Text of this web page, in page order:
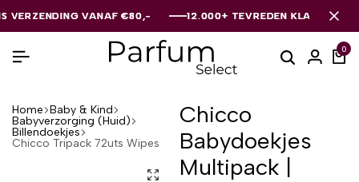
VANAF €80,- 12.000+ TEVREDEN KLANTEN
VANAF €80,- 12.000+ TEVREDEN KLANTEN
VANAF €80,- 12.000+ TEVREDEN KLANTEN
0
Home Baby & Kind
Babyverzorging (Huid)
Billendoekjes
Chicco Tripack 72uts Wipes
Chicco
Babydoekjes
Multipack |